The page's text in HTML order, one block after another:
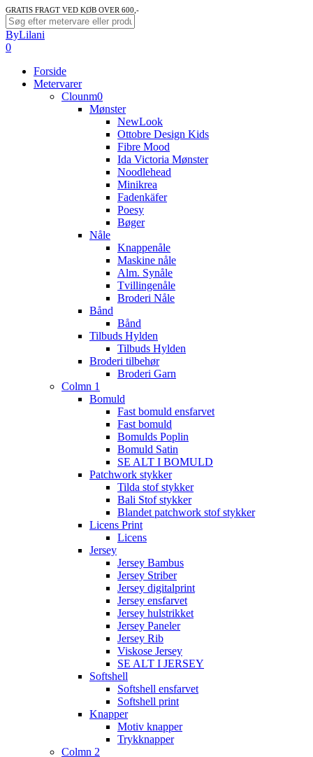
Skip
to
main
content
GRATIS FRAGT VED KØB OVER 600,-
Close
Search
ByLilani
search
account
0
Forside
Metervarer
Clounm0
Mønster
NewLook
Ottobre Design Kids
Fibre Mood
Ida Victoria Mønster
Noodlehead
Minikrea
Fadenkäfer
Poesy
Bøger
Nåle
Knappenåle
Maskine nåle
Alm. Synåle
Tvillingenåle
Broderi Nåle
Bånd
Bånd
Tilbuds Hylden
Tilbuds Hylden
Broderi tilbehør
Broderi Garn
Colmn 1
Bomuld
Fast bomuld ensfarvet
Fast bomuld
Bomulds Poplin
Bomuld Satin
SE ALT I BOMULD
Patchwork stykker
Tilda stof stykker
Bali Stof stykker
Blandet patchwork stof stykker
Licens Print
Licens
Jersey
Jersey Bambus
Jersey Striber
Jersey digitalprint
Jersey ensfarvet
Jersey hulstrikket
Jersey Paneler
Jersey Rib
Viskose Jersey
SE ALT I JERSEY
Softshell
Softshell ensfarvet
Softshell print
Knapper
Motiv knapper
Trykknapper
Colmn 2